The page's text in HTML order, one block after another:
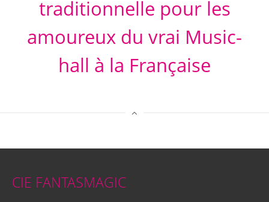
traditionnelle pour les
amoureux du vrai Music-
hall à la Française
CIE FANTASMAGIC